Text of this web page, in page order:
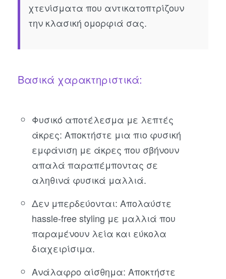
χτενίσματα που αντικατοπτρίζουν
την κλασική ομορφιά σας.
Βασικά χαρακτηριστικά:
Φυσικό αποτέλεσμα με λεπτές
άκρες: Αποκτήστε μια πιο φυσική
εμφάνιση με άκρες που σβήνουν
απαλά παραπέμποντας σε
αληθινά φυσικά μαλλιά.
Δεν μπερδεύονται: Απολαύστε
hassle-free styling με μαλλιά που
παραμένουν λεία και εύκολα
διαχειρίσιμα.
Ανάλαφρο αίσθημα: Αποκτήστε